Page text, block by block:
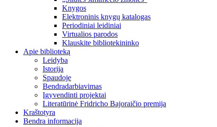
Knygos
Elektroninis knygų katalogas
Periodiniai leidiniai
Virtualios parodos
Klauskite bibliotekininko
Apie biblioteką
Leidyba
Istorija
Spaudoje
Bendradarbiavimas
Įgyvendinti projektai
Literatūrinė Fridricho Bajoraičio premija
Kraštotyra
Bendra informacija